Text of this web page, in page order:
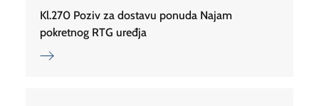
Kl.270 Poziv za dostavu ponuda Najam
pokretnog RTG uređja